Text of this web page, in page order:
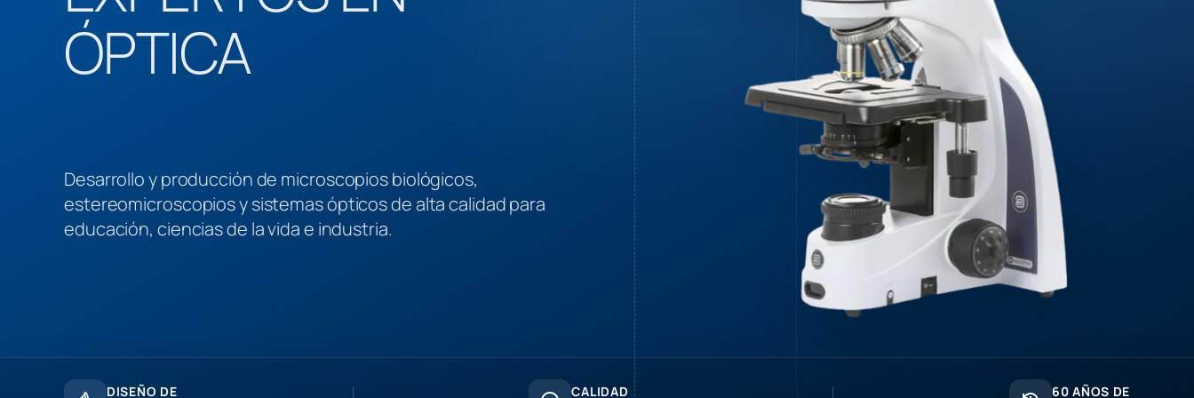
ÓPTICA
Desarrollo y producción de microscopios biológicos,
estereomicroscopios y sistemas ópticos de alta calidad para
educación, ciencias de la vida e industria.
DISEÑO DE
CALIDAD
60 AÑOS DE